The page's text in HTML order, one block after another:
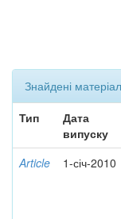
Знайдені
Тип
Дата
випуску
Article 1-січ-2010